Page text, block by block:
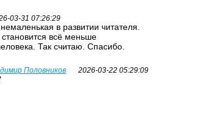
03-31 07:26:29
в развитии читателя.
всё меньше
Так считаю. Спасибо.
Половников 2026-03-22 05:29:09